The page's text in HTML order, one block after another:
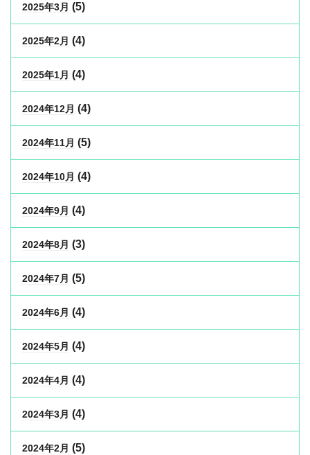
2025年3月 (5)
2025年2月 (4)
2025年1月 (4)
2024年12月 (4)
2024年11月 (5)
2024年10月 (4)
2024年9月 (4)
2024年8月 (3)
2024年7月 (5)
2024年6月 (4)
2024年5月 (4)
2024年4月 (4)
2024年3月 (4)
2024年2月 (5)